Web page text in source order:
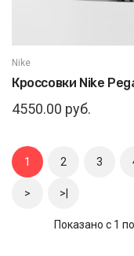
Nike
Кроссовки Nike
4550.00 руб.
1 2 3
> >|
Показано с 1